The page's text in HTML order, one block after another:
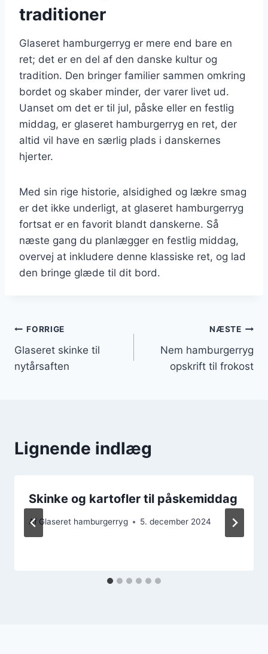
traditioner
Glaseret hamburgerryg er mere end bare en
ret; det er en del af den danske kultur og
tradition. Den bringer familier sammen omkring
bordet og skaber minder, der varer livet ud.
Uanset om det er til jul, påske eller en festlig
middag, er glaseret hamburgerryg en ret, der
altid vil have en særlig plads i danskernes
hjerter.
Med sin rige historie, alsidighed og lækre smag
er det ikke underligt, at glaseret hamburgerryg
fortsat er en favorit blandt danskerne. Så
næste gang du planlægger en festlig middag,
overvej at inkludere denne klassiske ret, og lad
den bringe glæde til dit bord.
Indlægsnavigation
FORRIGE
Glaseret skinke til
nytårsaften
NÆSTE
Nem hamburgerryg
opskrift til frokost
Lignende indlæg
Skinke og kartofler til påskemiddag
Af Glaseret hamburgerryg 5. december 2024